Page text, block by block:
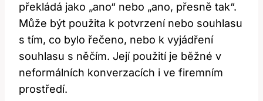
překládá jako „ano“ nebo „ano, přesně tak“.
Může být použita k potvrzení nebo souhlasu
s tím, co bylo řečeno, nebo k vyjádření
souhlasu s něčím. Její použití je běžné v
neformálních konverzacích i ve firemním
prostředí.